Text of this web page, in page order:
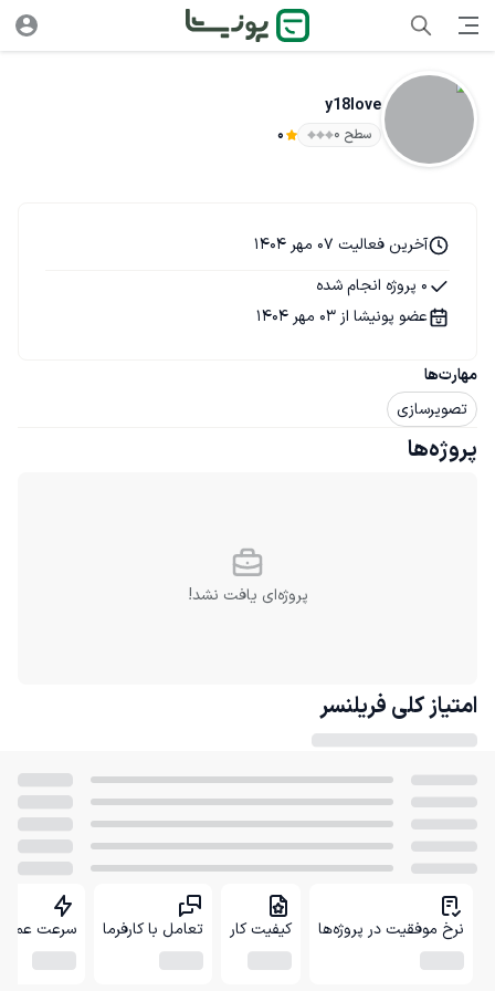
y18love
سطح ۰ 0
مهارت‌ها
تصویرسازی
آخرین فعالیت 07 مهر 1404
0 پروژه انجام شده
عضو پونیشا از 03 مهر 1404
پروژه‌ها
پروژه‌ای یافت نشد!
امتیاز کلی فریلنسر
نرخ موفقیت در پروژه‌ها کیفیت کار تعامل با کارفرما سرعت عمل